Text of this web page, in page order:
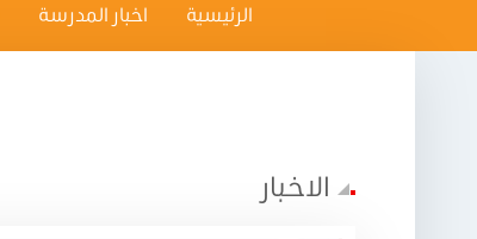
الرئيسية اخبار المدرسة
الاخبار